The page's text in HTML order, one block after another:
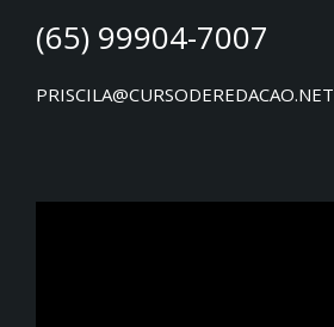
(65) 99904-7007
PRISCILA@CURSODEREDACAO.NET